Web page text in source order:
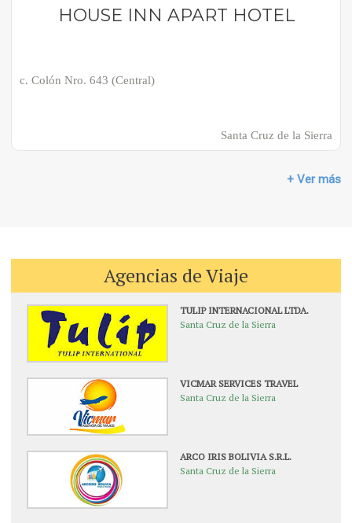
HOUSE INN APART HOTEL
c. Colón Nro. 643 (Central)
Santa Cruz de la Sierra
+ Ver más
Agencias de Viaje
TULIP INTERNACIONAL LTDA.
Santa Cruz de la Sierra
VICMAR SERVICES TRAVEL
Santa Cruz de la Sierra
ARCO IRIS BOLIVIA S.R.L.
Santa Cruz de la Sierra